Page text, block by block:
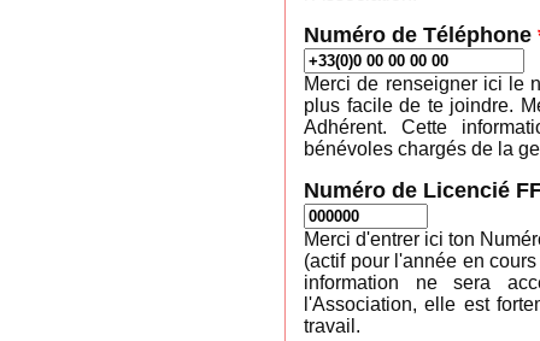
Numéro de Téléphone
Merci de renseigner ici le
plus facile de te joindre.
Adhérent. Cette
bénévoles chargés de la
Numéro de Licencié
Merci d'entrer ici ton
(actif pour l'année en
information ne sera
l'Association, elle est
travail.